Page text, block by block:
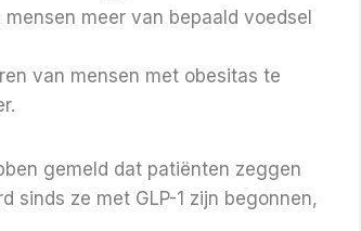
meer van bepaald voedsel
van mensen met obesitas te
gemeld dat patiënten zeggen
sinds ze met GLP-1 zijn begonnen,